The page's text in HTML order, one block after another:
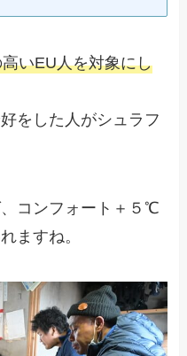
いEU人を対象にし
をした人がシュラフ
コンフォート＋５℃
ますね。